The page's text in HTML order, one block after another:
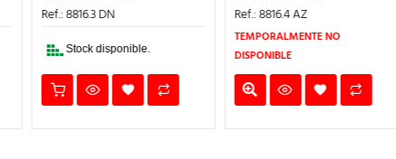
ERA:
Ref.: 8816.3 DN
Stock disponible.
ERA:
19,81€.
Ref.: 8816.4 AZ
TEMPORALMENTE NO
DISPONIBLE